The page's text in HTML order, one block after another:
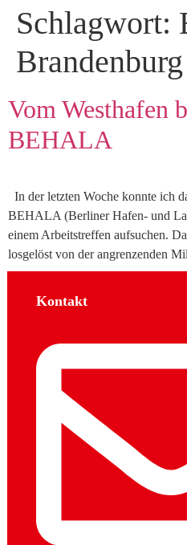
Schlagwort:
Brandenburg
Vom Westhafen
BEHALA
In der letzten Woche konnte ich
BEHALA (Berliner Hafen- und
einem Arbeitstreffen aufsuchen.
losgelöst von der angrenzenden
Kontakt